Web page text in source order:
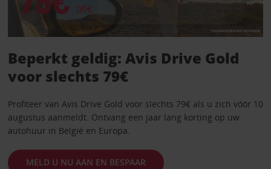
Beperkt geldig: Avis Drive Gold
voor slechts 79€
Profiteer van Avis Drive Gold voor slechts 79€ als u zich vóór 10
augustus aanmeldt. Ontvang een jaar lang korting op uw
autohuur in België en Europa.
MELD U NU AAN EN BESPAAR